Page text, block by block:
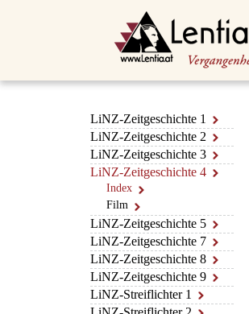
LiNZ-Zeitgeschichte 1
LiNZ-Zeitgeschichte 2
LiNZ-Zeitgeschichte 3
LiNZ-Zeitgeschichte 4
Index
Film
LiNZ-Zeitgeschichte 5
LiNZ-Zeitgeschichte 7
LiNZ-Zeitgeschichte 8
LiNZ-Zeitgeschichte 9
LiNZ-Streiflichter 1